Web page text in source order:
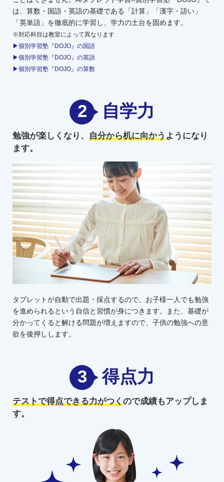
は、算数・国語・英語の基礎である「計算」「漢字・語い」
「英単語」を徹底的に学習し、学力の土台を固めます。
※対応科目は教室によって異なります
▶個別学習塾『DOJO』の国語
▶個別学習塾『DOJO』の英語
▶個別学習塾『DOJO』の算数
2 自学力
勉強が楽しくなり、 自分から机に向かうようになり
ます。
タブレットが自動で出題・採点するので、お子様一人でも勉強
を進められるという自信と習慣が身につきます。また、基礎が
分かってくると解ける問題が増えますので、子供の勉強への意
欲を後押しします。
3 得点力
テストで得点できる力がつくので成績もアップしま
す。